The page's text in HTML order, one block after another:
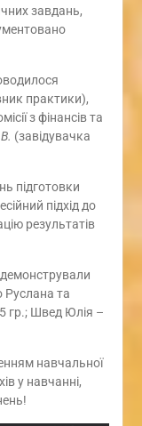
завдань,
практики),
з фінансів та
(завідувачка
підготовки
підхід до
результатів
Руслана та
гр.; Швед Юлія –
навчальної
у навчанні,